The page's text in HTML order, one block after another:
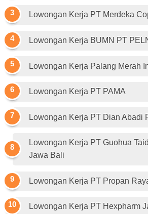
Lowongan Kerja PT Merdeka
Lowongan Kerja BUMN PT
Lowongan Kerja Palang Merah
Lowongan Kerja PT PAMA
Lowongan Kerja PT Dian Abadi
Lowongan Kerja PT Guohua
Jawa Bali
Lowongan Kerja PT Propan
Lowongan Kerja PT Hexpharm